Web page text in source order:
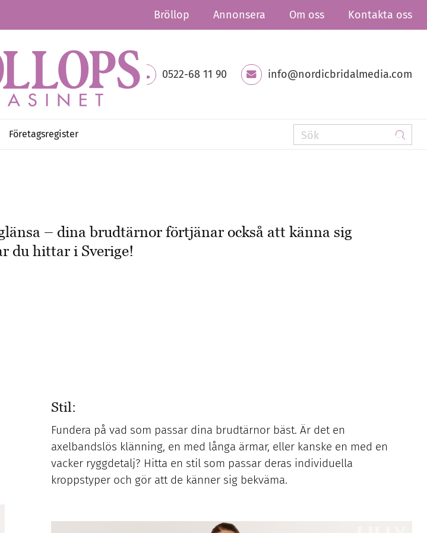
Bröllop Annonsera Om oss Kontakta oss
0522-68 11 90 info@nordicbridalmedia.com
Företagsregister
– dina brudtärnor förtjänar också att känna sig
du hittar i Sverige!
Stil:
Fundera på vad som passar dina brudtärnor bäst. Är det en
axelbandslös klänning, en med långa ärmar, eller kanske en med en
vacker ryggdetalj? Hitta en stil som passar deras individuella
kroppstyper och gör att de känner sig bekväma.